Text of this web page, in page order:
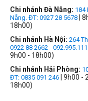
Chi nhánh Đà Nẵng: 184
Nẵng. ĐT: 0927 28 5678 |
18h00)
Chi nhánh Hà Nội: 264
0922 88 2662 -
9h00 - 18h00)
Chi nhánh Hải Phòng:
ĐT: 0835 091 246 | 9h00 -
18h00)